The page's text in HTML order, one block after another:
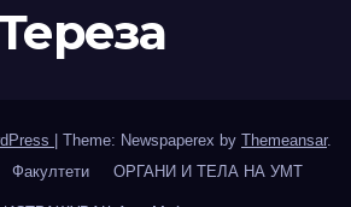
Theme: Newspaperex by Themeansar.
Факултети ОРГАНИ И ТЕЛА НА УМТ